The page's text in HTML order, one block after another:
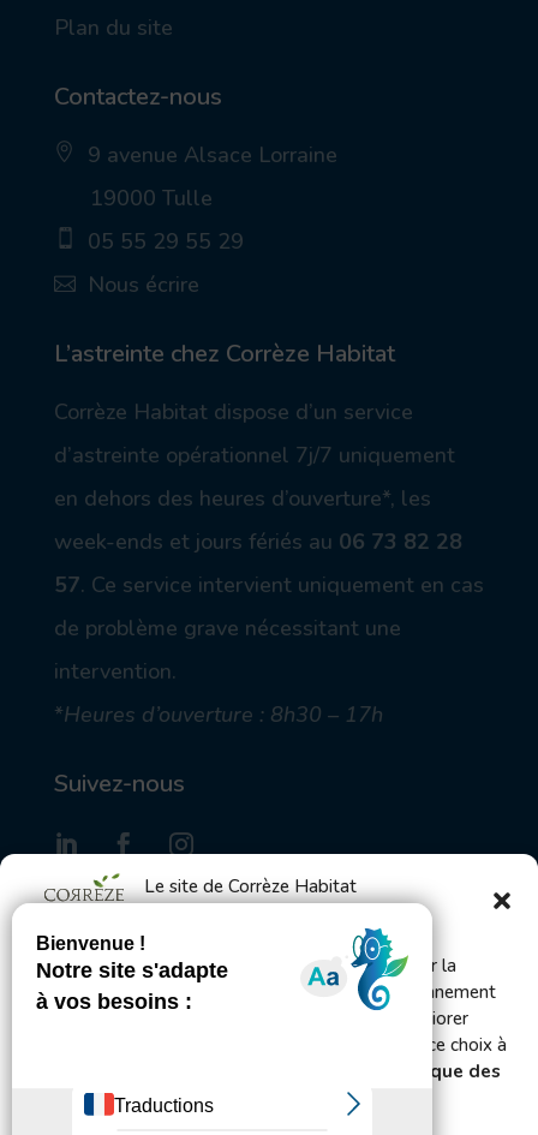
Le site de Corrèze Habitat
Bienvenue ! Ce site utilise des cookies pour mesurer la
fréquentation du site afin d’en améliorer le fonctionnement
et l’administration et, avec votre accord, pour améliorer
votre expérience utilisateur. Vous pouvez changer ce choix à
Politique des
cookies et de confidentialité.
Plan du site
Contactez-nous
in
lt
9 avenue Alsace Lorraine
19000 Tulle
on
ob
ile
on
05 55 29 55 29
_
m
_a
ic
Nous écrire
L’astreinte chez Corrèze Habitat
Corrèze Habitat dispose d’un service
d’astreinte opérationnel 7j/7 uniquement
en dehors des heures d’ouverture*, les
week-ends et jours fériés au 06 73 82 28
57. Ce service intervient uniquement en cas
de problème grave nécessitant une
intervention.
*Heures d’ouverture : 8h30 – 17h
Suivez-nous
S'inscrire à la Gazette des locataires